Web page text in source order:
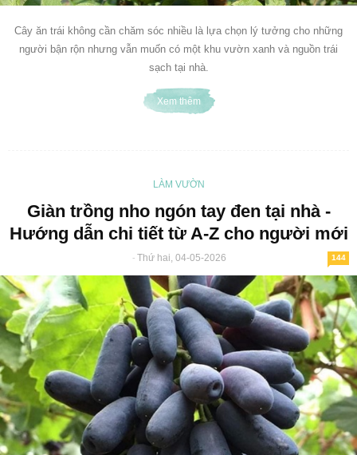
Cây ăn trái không cần chăm sóc nhiều là lựa chọn lý tưởng cho những
người bận rộn nhưng vẫn muốn có một khu vườn xanh và nguồn trái
sạch tại nhà.
Xem thêm
LÀM VƯỜN
Giàn trồng nho ngón tay đen tại nhà -
Hướng dẫn chi tiết từ A-Z cho người mới
- Thứ hai, 04-05-2026 144